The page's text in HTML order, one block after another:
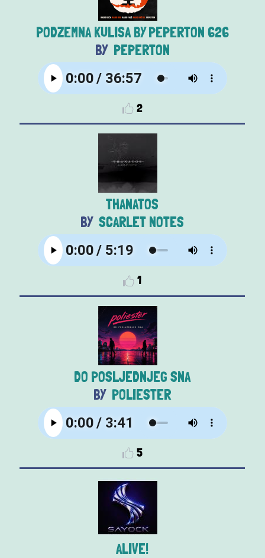
PODZEMNA KULISA BY PEPERTON 626
PEPERTON
2
THANATOS
SCARLET NOTES
1
DO POSLJEDNJEG SNA
POLIESTER
5
ALIVE!